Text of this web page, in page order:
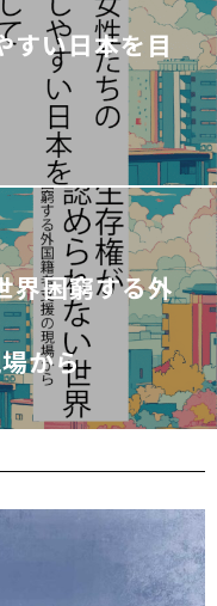
すい日本を目
――困窮する外
から